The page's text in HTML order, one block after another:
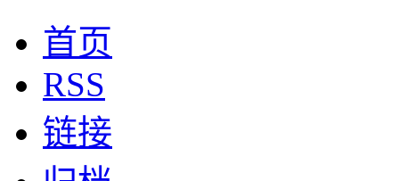
首页
RSS
链接